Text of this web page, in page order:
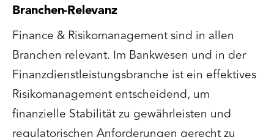
Branchen-Relevanz
Finance & Risikomanagement sind in allen
Branchen relevant. Im Bankwesen und in der
Finanzdienstleistungsbranche ist ein effektives
Risikomanagement entscheidend, um
finanzielle Stabilität zu gewährleisten und
regulatorischen Anforderungen gerecht zu